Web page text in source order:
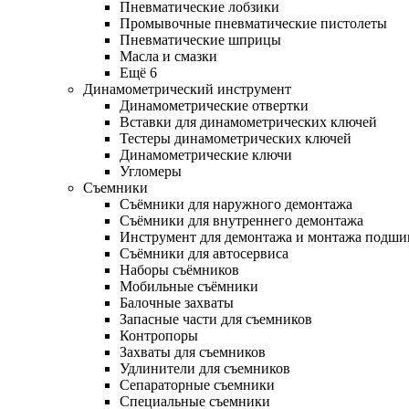
Пневматические лобзики
Промывочные пневматические пистолеты
Пневматические шприцы
Масла и смазки
Ещё 6
Динамометрический инструмент
Динамометрические отвертки
Вставки для динамометрических ключей
Тестеры динамометрических ключей
Динамометрические ключи
Угломеры
Съемники
Съёмники для наружного демонтажа
Съёмники для внутреннего демонтажа
Инструмент для демонтажа и монтажа
Съёмники для автосервиса
Наборы съёмников
Мобильные съёмники
Балочные захваты
Запасные части для съемников
Контропоры
Захваты для съемников
Удлинители для съемников
Сепараторные съемники
Специальные съемники